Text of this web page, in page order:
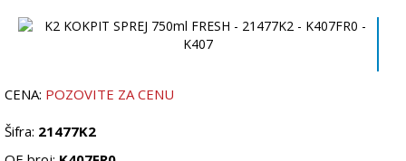
CENA: POZOVITE ZA CENU
Šifra: 21477K2